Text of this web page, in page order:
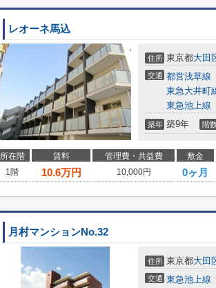
レオーネ馬込
住所 東京都大田
交通 都営浅草線
東急大井町
東急池上線
築年 築9年 階
所在階 賃料 管理費・共益費 敷金
1階
10.6万円 10,000円 0ヶ月
月村マンションNo.32
住所 東京都大田
交通 東急池上線